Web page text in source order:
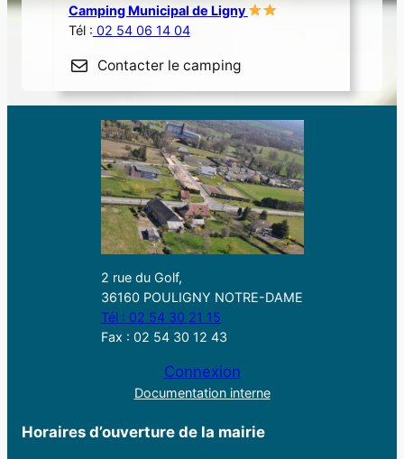
Camping Municipal de Ligny
Tél : 02 54 06 14 04
Contacter le camping
2 rue du Golf,
36160 POULIGNY NOTRE-DAME
Tél : 02 54 30 21 15
Fax : 02 54 30 12 43
Connexion
Documentation interne
Horaires d’ouverture de la mairie